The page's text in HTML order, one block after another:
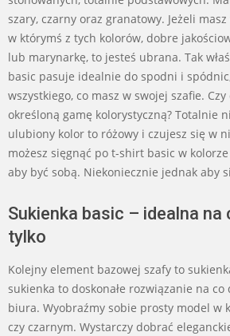
szary, czarny oraz granatowy. Jeżeli
w którymś z tych kolorów, dobre
lub marynarkę, to jesteś ubrana. Tak
basic pasuje idealnie do spodni i
wszystkiego, co masz w swojej szafie.
określoną gamę kolorystyczną? Totalnie
ulubiony kolor to różowy i czujesz się w
możesz sięgnąć po t-shirt basic w
aby być sobą. Niekoniecznie jednak aby
Sukienka basic – idealna na
tylko
Kolejny element bazowej szafy to
sukienka to doskonałe rozwiązanie na co
biura. Wyobraźmy sobie prosty model w
czy czarnym. Wystarczy dobrać